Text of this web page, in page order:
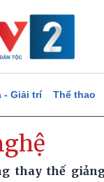
- Giải trí Thể thao
thay thế